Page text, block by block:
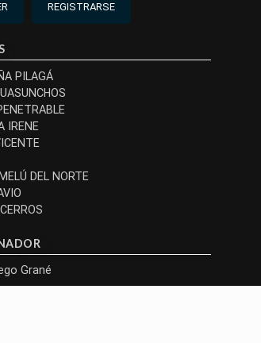
REGISTRARSE
PILAGÁ
IRENE
DEL NORTE
Grané